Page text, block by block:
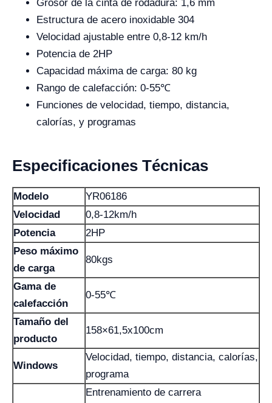
Grosor de la cinta de rodadura: 1,6 mm
Estructura de acero inoxidable 304
Velocidad ajustable entre 0,8-12 km/h
Potencia de 2HP
Capacidad máxima de carga: 80 kg
Rango de calefacción: 0-55℃
Funciones de velocidad, tiempo, distancia,
calorías, y programas
Especificaciones Técnicas
Modelo
YR06186
Velocidad
0,8-12km/h
Potencia
2HP
Peso máximo
de carga
80kgs
Gama de
calefacción
0-55℃
Tamaño del
producto
158×61,5x100cm
Windows
Velocidad, tiempo, distancia, calorías,
programa
Entrenamiento de carrera